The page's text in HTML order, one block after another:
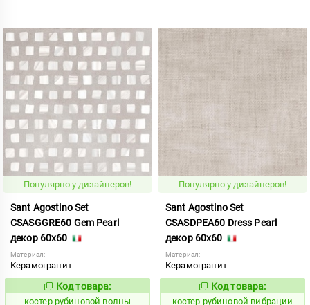
Популярно у дизайнеров!
Sant Agostino Set
CSASGGRE60 Gem Pearl
декор 60x60
Материал:
Керамогранит
806762
Код товара:
костер рубиновой волны
Популярно у дизайнеров!
Sant Agostino Set
CSASDPEA60 Dress Pearl
декор 60x60
Материал:
Керамогранит
806760
Код товара:
костер рубиновой вибрации